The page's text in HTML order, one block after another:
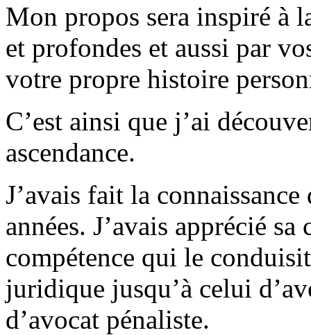
Mon propos sera inspiré à
et profondes et aussi par
votre propre histoire
C’est ainsi que j’ai
ascendance.
J’avais fait la
années. J’avais apprécié
compétence qui le
juridique jusqu’à celui
d’avocat pénaliste.